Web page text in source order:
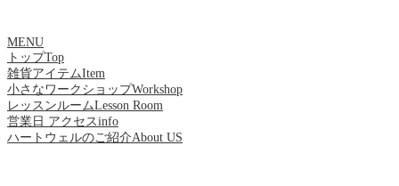
MENU
トップTop
雑貨アイテムItem
小さなワークショップWorkshop
レッスンルームLesson Room
営業日 アクセスinfo
ハートウェルのご紹介About US